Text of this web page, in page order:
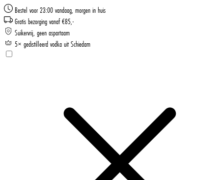
Bestel voor 23:00 vandaag, morgen in huis
Gratis bezorging vanaf €85,-
Suikervrij, geen aspartaam
5× gedistilleerd vodka uit Schiedam